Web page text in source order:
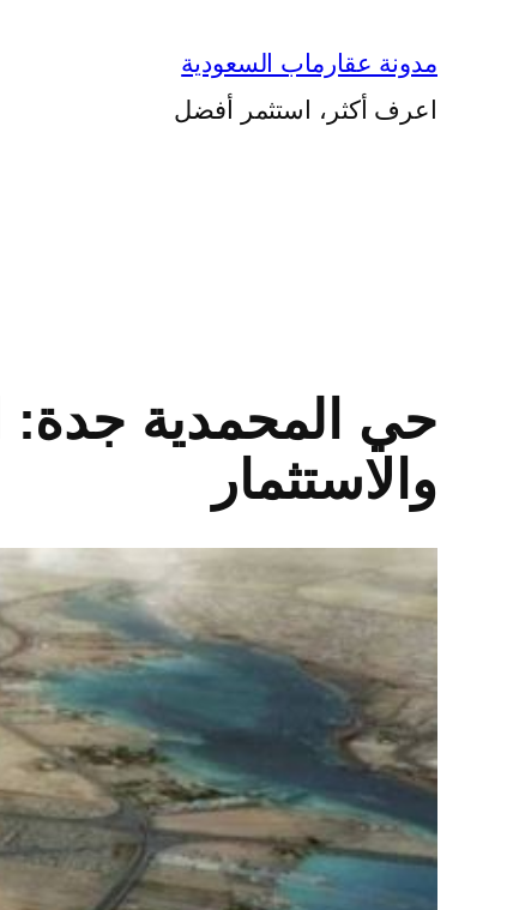
المحتوى
مدونة عقارماب السعودية
اعرف أكثر، استثمر أفضل
حي المحمدية جدة:
والاستثمار